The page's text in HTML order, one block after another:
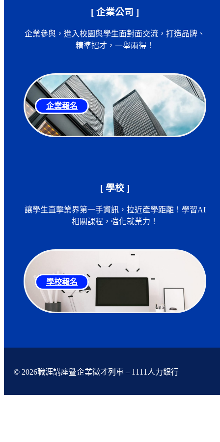
[ 企業公司 ]
企業參與，進入校園與學生面對面交流，打造品牌、
精準招才，一舉兩得！
企業報名
[ 學校 ]
讓學生直擊業界第一手資訊，拉近產學距離！學習AI
相關課程，強化就業力！
學校報名
© 2026職涯講座暨企業徵才列車 – 1111人力銀行